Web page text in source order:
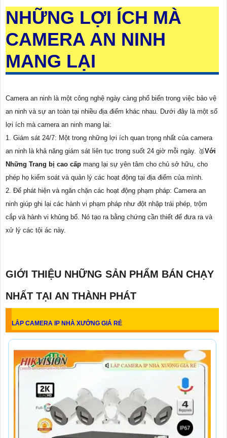
NHỮNG LỢI ÍCH MÀ
CAMERA AN NINH
MANG LẠI
Camera an ninh là một công nghệ ngày càng phổ biến trong việc bảo vệ
an ninh và sự an toàn tại nhiều địa điểm khác nhau. Dưới đây là một số
lợi ích mà camera an ninh mang lại:
1. Giám sát 24/7: Một trong những lợi ích quan trọng nhất của camera
an ninh là khả năng giám sát liên tục trong suốt 24 giờ mỗi ngày. ️🥈Với
Những Trang bị cao cấp mang lại sự yên tâm cho chủ sở hữu, cho
phép họ kiểm soát và quản lý các hoạt động tại địa điểm của mình.
2. Để phát hiện và ngăn chặn các hoạt động phạm pháp: Camera an
ninh giúp ghi lại các hành vi phạm pháp như đột nhập trái phép, trộm
cắp và hành vi khủng bố. Nó tạo ra bằng chứng cần thiết để đưa ra và
xử lý các tội ác này.
GIỚI THIỆU NHỮNG SẢN PHẨM BÁN CHẠY
NHẤT TẠI AN THÀNH PHÁT
LẮP CAMERA IP NHÀ XƯỞNG GIÁ RẺ